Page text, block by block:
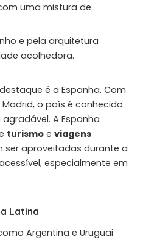
uma mistura de
e pela arquitetura
acolhedora.
é a Espanha. Com
o país é conhecido
A Espanha
turismo e viagens
ser aproveitadas durante a
especialmente em
Latina
Argentina e Uruguai